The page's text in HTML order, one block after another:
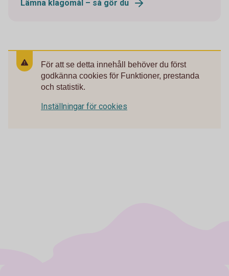
Lämna klagomål – så gör du
För att se detta innehåll behöver du först
godkänna cookies för Funktioner, prestanda
och statistik.
Inställningar för cookies